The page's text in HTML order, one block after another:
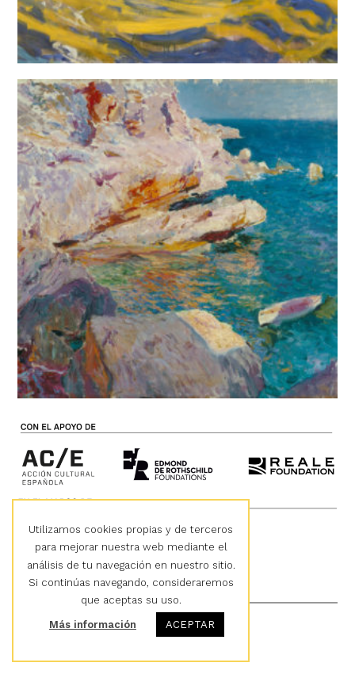
Utilizamos cookies propias y de terceros
para mejorar nuestra web mediante el
análisis de tu navegación en nuestro sitio.
Si continúas navegando, consideraremos
que aceptas su uso.
Más información ACEPTAR